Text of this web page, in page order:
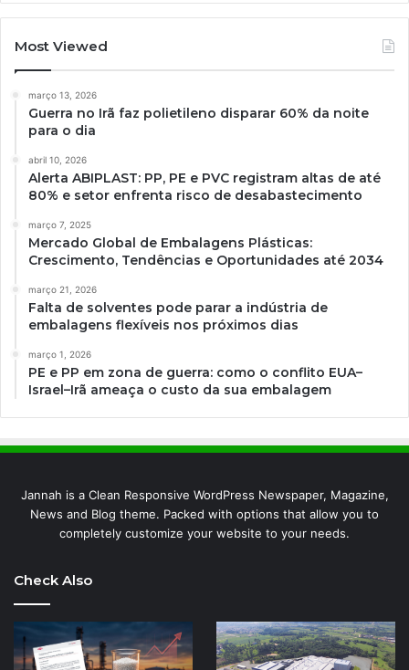
Most Viewed
março 13, 2026
Guerra no Irã faz polietileno disparar 60% da noite
para o dia
abril 10, 2026
Alerta ABIPLAST: PP, PE e PVC registram altas de até
80% e setor enfrenta risco de desabastecimento
março 7, 2025
Mercado Global de Embalagens Plásticas:
Crescimento, Tendências e Oportunidades até 2034
março 21, 2026
Falta de solventes pode parar a indústria de
embalagens flexíveis nos próximos dias
março 1, 2026
PE e PP em zona de guerra: como o conflito EUA–
Israel–Irã ameaça o custo da sua embalagem
Jannah is a Clean Responsive WordPress Newspaper, Magazine,
News and Blog theme. Packed with options that allow you to
completely customize your website to your needs.
Check Also